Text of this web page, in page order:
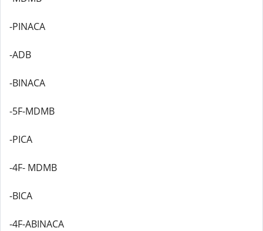
-PINACA
-ADB
-BINACA
-5F-MDMB
-PICA
-4F- MDMB
-BICA
-4F-ABINACA